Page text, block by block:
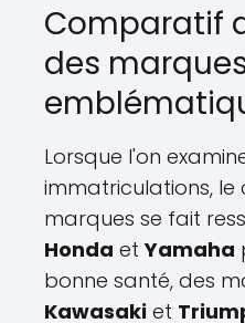
Comparatif
des
Lorsque l'on
immatriculations, le
marques se fait
Honda etYamaha
bonne santé, des
Kawasaki et